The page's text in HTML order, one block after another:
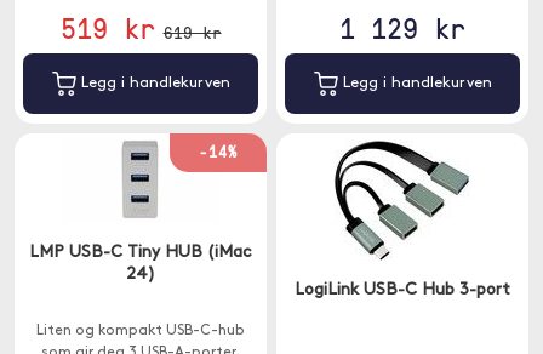
519 kr 619 kr
Legg i handlekurven
1 129 kr
Legg i handlekurven
-14%
LMP USB-C Tiny HUB (iMac
24)
Liten og kompakt USB-C-hub
LogiLink USB-C Hub 3-port